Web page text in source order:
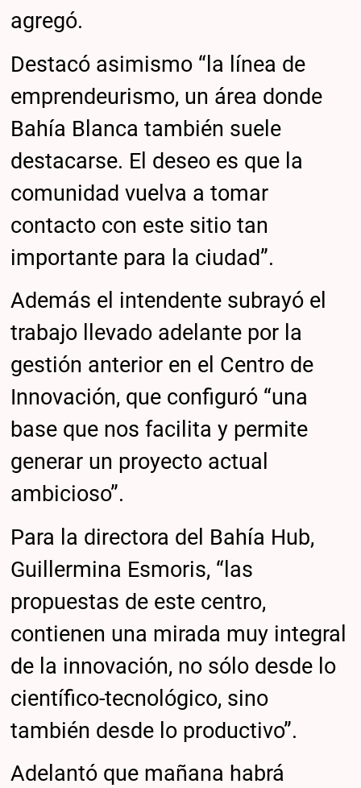
agregó.
Destacó asimismo “la línea de
emprendeurismo, un área donde
Bahía Blanca también suele
destacarse. El deseo es que la
comunidad vuelva a tomar
contacto con este sitio tan
importante para la ciudad”.
Además el intendente subrayó el
trabajo llevado adelante por la
gestión anterior en el Centro de
Innovación, que configuró “una
base que nos facilita y permite
generar un proyecto actual
ambicioso”.
Para la directora del Bahía Hub,
Guillermina Esmoris, “las
propuestas de este centro,
contienen una mirada muy integral
de la innovación, no sólo desde lo
científico-tecnológico, sino
también desde lo productivo”.
Adelantó que mañana habrá